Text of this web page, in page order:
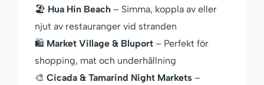
🏖 Hua Hin Beach – Simma, koppla av eller
njut av restauranger vid stranden
🛍 Market Village & Bluport – Perfekt för
shopping, mat och underhållning
🎨 Cicada & Tamarind Night Markets –